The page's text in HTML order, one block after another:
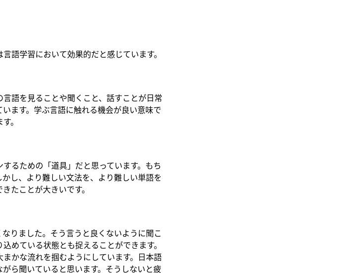
語学習において効果的だと感じています。
語を見ることや聞くこと、話すことが日常
ます。学ぶ言語に触れる機会が良い意味で
。
るための「道具」だと思っています。もち
し、より難しい文法を、より難しい単語を
たことが大きいです。
りました。そう言うと良くないように聞こ
めている状態とも捉えることができます。
かな流れを掴むようにしています。日本語
ら聞いていると思います。そうしないと疲